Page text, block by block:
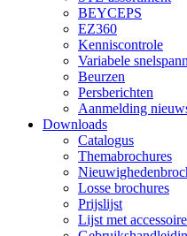
BEYCEPS
EZ360
Kenniscontrole
Variabele
Beurzen
Persberichten
Aanmelding
Downloads
Catalogus
Themabrochures
Losse brochures
Prijslijst
Lijst met